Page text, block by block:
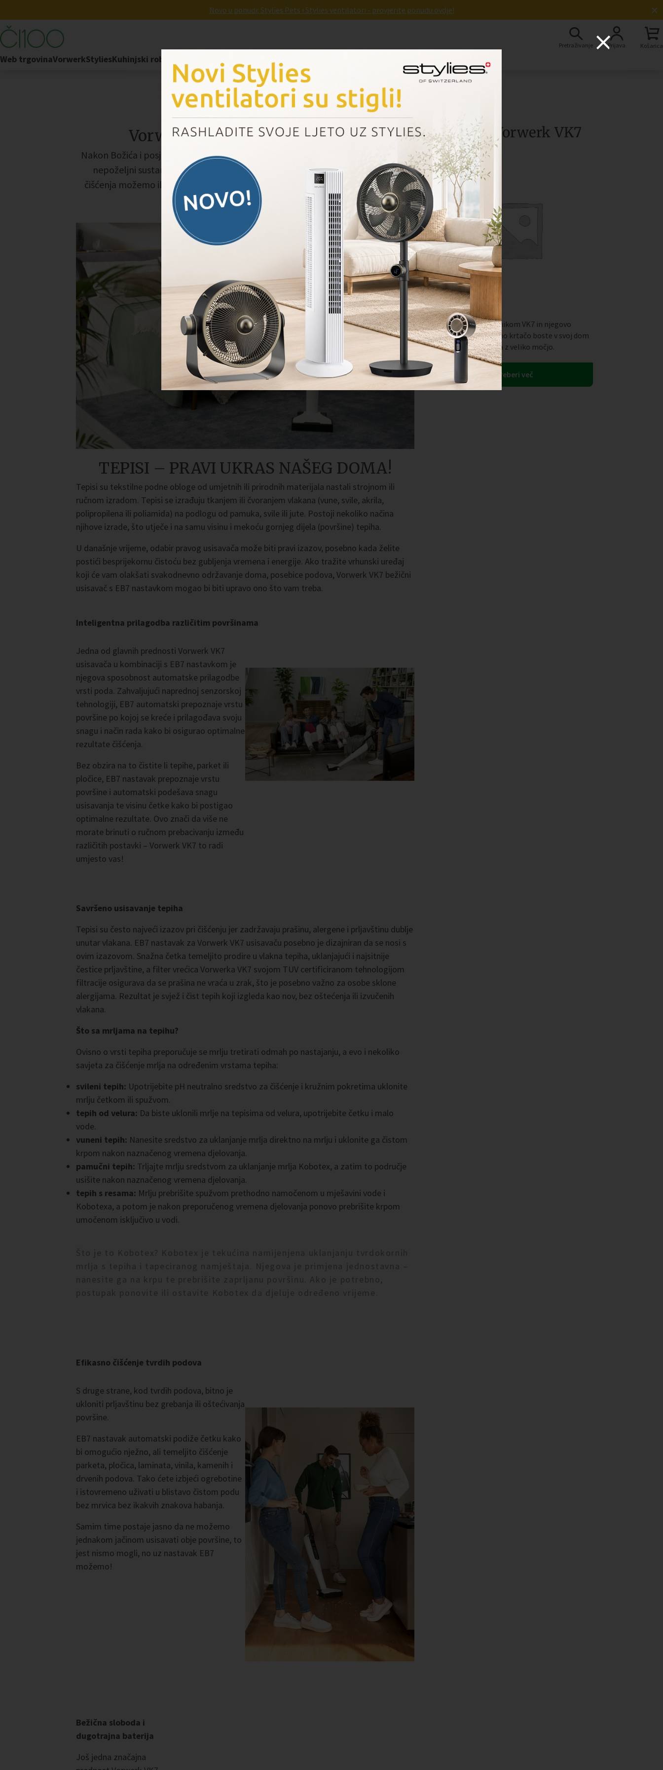
Novo u ponudi: Stylies Pets i Stylies ventilatori - provjerite ponudu ovdje! ×
Pretraživanje Prijava Košarica
Web trgovinaVorwerkStyliesKuhinjski robot Pridruži nam se
Blog
Vorwerk škola- čišćenje tepiha
Nakon Božića i posjeta dragih ljudi naše su tepihe posjetile i grinje i prašina. Ti su
nepoželjni sustanari česti gosti u našim domovima, no pomoću Male škole
čišćenja možemo ih lako ukloniti te u novu godinu ući samo u društvu onih koje
smo sami odabrali!
TEPISI – PRAVI UKRAS NAŠEG DOMA!
Tepisi su tekstilne podne obloge od umjetnih ili prirodnih materijala nastali strojnom ili
ručnom izradom. Tepisi se izrađuju tkanjem ili čvoranjem vlakana (vune, svile, akrila,
polipropilena ili poliamida) na podlogu od pamuka, svile ili jute. Postoji nekoliko načina
njihove izrade, što utječe i na samu visinu i mekoću gornjeg dijela (površine) tepiha.
U današnje vrijeme, odabir pravog usisavača može biti pravi izazov, posebno kada želite
postići besprijekornu čistoću bez gubljenja vremena i energije. Ako tražite vrhunski uređaj
koji će vam olakšati svakodnevno održavanje doma, posebice podova, Vorwerk VK7 bežični
usisavač s EB7 nastavkom mogao bi biti upravo ono što vam treba.
Inteligentna prilagodba različitim površinama
Jedna od glavnih prednosti Vorwerk VK7
usisavača u kombinaciji s EB7 nastavkom je
njegova sposobnost automatske prilagodbe
vrsti poda. Zahvaljujući naprednoj senzorskoj
tehnologiji, EB7 automatski prepoznaje vrstu
površine po kojoj se kreće i prilagođava svoju
snagu i način rada kako bi osigurao optimalne
rezultate čišćenja.
Bez obzira na to čistite li tepihe, parket ili
pločice, EB7 nastavak prepoznaje vrstu
površine i automatski podešava snagu
usisavanja te visinu četke kako bi postigao
optimalne rezultate. Ovo znači da više ne
morate brinuti o ručnom prebacivanju između
različitih postavki – Vorwerk VK7 to radi
umjesto vas!
Savršeno usisavanje tepiha
Tepisi su često najveći izazov pri čišćenju jer zadržavaju prašinu, alergene i prljavštinu dublje
unutar vlakana. EB7 nastavak za Vorwerk VK7 usisavaču posebno je dizajniran da se nosi s
ovim izazovom. Snažna četka temeljito prodire u vlakna tepiha, uklanjajući i najsitnije
čestice prljavštine, a filter vrećica Vorwerka VK7 svojom TUV certificiranom tehnologijom
filtracije osigurava da se prašina ne vraća u zrak, što je posebno važno za osobe sklone
alergijama. Rezultat je svjež i čist tepih koji izgleda kao nov, bez oštećenja ili izvučenih
vlakana.
Što sa mrljama na tepihu?
Ovisno o vrsti tepiha preporučuje se mrlju tretirati odmah po nastajanju, a evo i nekoliko
savjeta za čišćenje mrlja na određenim vrstama tepiha:
svileni tepih: Upotrijebite pH neutralno sredstvo za čišćenje i kružnim pokretima uklonite
mrlju četkom ili spužvom.
tepih od velura: Da biste uklonili mrlje na tepisima od velura, upotrijebite četku i malo
vode.
vuneni tepih: Nanesite sredstvo za uklanjanje mrlja direktno na mrlju i uklonite ga čistom
krpom nakon naznačenog vremena djelovanja.
pamučni tepih: Trljajte mrlju sredstvom za uklanjanje mrlja Kobotex, a zatim to područje
usišite nakon naznačenog vremena djelovanja.
tepih s resama: Mrlju prebrišite spužvom prethodno namočenom u mješavini vode i
Kobotexa, a potom je nakon preporučenog vremena djelovanja ponovo prebrišite krpom
umočenom isključivo u vodi.
Što je to Kobotex? Kobotex je tekućina namijenjena uklanjanju tvrdokornih
mrlja s tepiha i tapeciranog namještaja. Njegova je primjena jednostavna –
nanesite ga na krpu te prebrišite zaprljanu površinu. Ako je potrebno,
postupak ponovite ili ostavite Kobotex da djeluje određeno vrijeme.
Efikasno čišćenje tvrdih podova
S druge strane, kod tvrdih podova, bitno je
ukloniti prljavštinu bez grebanja ili oštećivanja
površine.
EB7 nastavak automatski podiže četku kako
bi omogućio nježno, ali temeljito čišćenje
parketa, pločica, laminata, vinila, kamenih i
drvenih podova. Tako ćete izbjeći ogrebotine
i istovremeno uživati u blistavo čistom podu
bez mrvica bez ikakvih znakova habanja.
Samim time postaje jasno da ne možemo
jednakom jačinom usisavati obje površine, to
jest nismo mogli, no uz nastavak EB7
možemo!
Bežična sloboda i
dugotrajna baterija
Još jedna značajna
Odkrijte Vorwerk VK7
Z baterijskim sesalnikom VK7 in njegovo
inovativno električno krtačo boste v svoj dom
pridobili pomočnika z veliko močjo.
Preberi več